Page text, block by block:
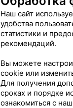
Наш сайт
удобства
статистики и
рекомендаций.
Вы можете
cookie или
Для получения
сроках и порядке
ознакомиться с